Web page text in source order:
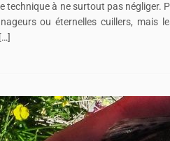
technique à ne surtout pas
ou éternelles cuillers, mais